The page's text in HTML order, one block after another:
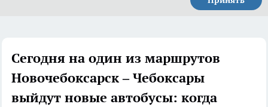
Сегодня на один из маршрутов
Новочебоксарск – Чебоксары
выйдут новые автобусы: когда